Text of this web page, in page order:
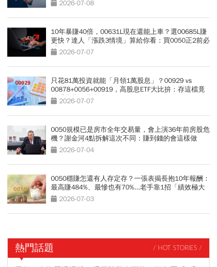
2026-07-08
10年暴賺40倍，00631L現在還能上車？選00685L賺
更快？達人「漲跌3情境」算給你看：買0050正2前必
看 2026-07-07
只花81萬投資就能「月領1萬股息」？00929 vs
00878+0056+00919，高股息ETF大比拚：存這檔竟
能「少花30萬本金」
2026-07-07
0050規模已是房市全年交易量，會上演36年前房股危
機？謝金河4點拆解這次不同：賺到錢的會這樣做
2026-07-04
0050穩賺怎還有人存定存？一張表揭長抱10年報酬：
最高賺484%、最慘也有70%...老手靠1招「績效極大
化」2026-07-03
熱門話題 / HOT STORIES /